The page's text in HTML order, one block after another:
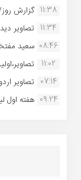
11:38 گزارش
11:34 تصاویر
08:46 سعید
11:02
07:14 تصاویر
09:24 هفته اول